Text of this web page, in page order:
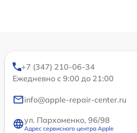
+7 (347) 210-06-34
Ежедневно с 9:00 до 21:00
info@apple-repair-center.ru
ул. Пархоменко, 96/98
Адрес сервисного центра Apple